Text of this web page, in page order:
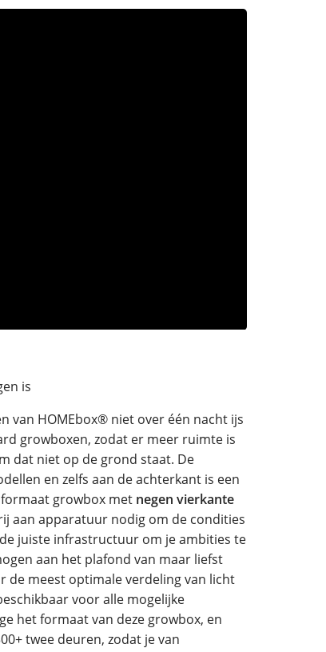
is
van HOMEbox® niet over één nacht ijs
growboxen, zodat er meer ruimte is
dat niet op de grond staat. De
en zelfs aan de achterkant is een
growbox met negen vierkante
aan apparatuur nodig om de condities
juiste infrastructuur om je ambities te
aan het plafond van maar liefst
de meest optimale verdeling van licht
voor alle mogelijke
het formaat van deze growbox, en
twee deuren, zodat je van